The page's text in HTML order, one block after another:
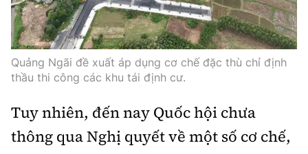
Quảng Ngãi đề xuất áp dụng cơ chế đặc thù chỉ định
thầu thi công các khu tái định cư.
Tuy nhiên, đến nay Quốc hội chưa
thông qua Nghị quyết về một số cơ chế,